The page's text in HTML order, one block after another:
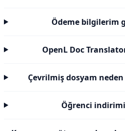
Ödeme bilgilerim
OpenL Doc
Çevrilmiş dosyam
Öğrenci indirimi